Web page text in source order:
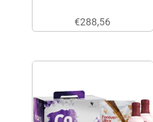
€288,56